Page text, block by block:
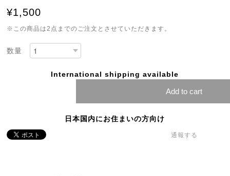
¥1,500
※この商品は2点までのご注文とさせていただきます。
数量
International shipping available
Add to cart
日本国内にお住まいの方向け
通報する